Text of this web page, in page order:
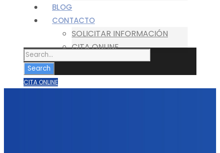
BLOG
CONTACTO
SOLICITAR INFORMACIÓN
CITA ONLINE
CITA ONLINE